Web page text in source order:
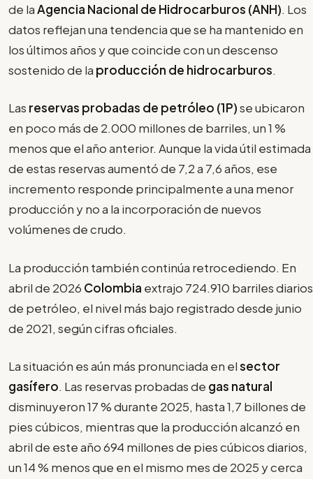
de laAgencia Nacional de Hidrocarburos (ANH). Los
datos reflejan una tendencia que se ha mantenido en
los últimos años y que coincide con un descenso
sostenido de la producción de hidrocarburos.
Las reservas probadas de petróleo (1P)se ubicaron
en poco más de 2.000 millones de barriles, un 1 %
menos que el año anterior. Aunque la vida útil estimada
de estas reservas aumentó de 7,2 a 7,6 años, ese
incremento responde principalmente a una menor
producción y no a la incorporación de nuevos
volúmenes de crudo.
La producción también continúa retrocediendo. En
abril de 2026 Colombia extrajo 724.910 barriles diarios
de petróleo, el nivel más bajo registrado desde junio
de 2021, según cifras oficiales.
La situación es aún más pronunciada en elsector
gasífero. Las reservas probadas de gas natural
disminuyeron 17 % durante 2025, hasta 1,7 billones de
pies cúbicos, mientras que la producción alcanzó en
abril de este año 694 millones de pies cúbicos diarios,
un 14 % menos que en el mismo mes de 2025 y cerca